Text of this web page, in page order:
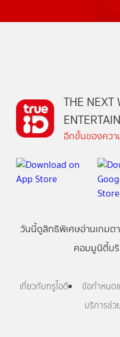
THE NEXT
อีกขั้นของควา
วันนี้ดูสิทธิพิเศษอ่านเกมต
คอมมูนิตี้บ
เกี่ยวกับทรูไอดี ข้อกำหนดแ
บริการช่ว